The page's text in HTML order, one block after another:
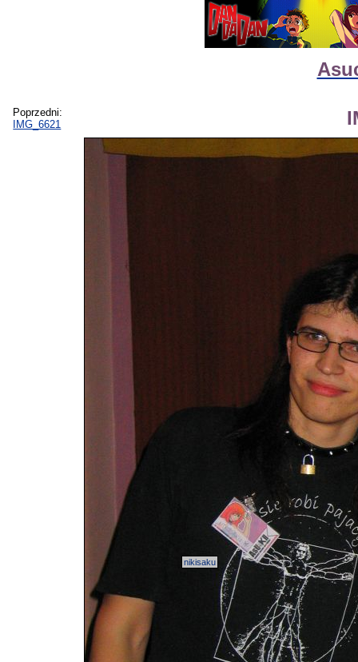
Poprzedni:
IMG_6621
nikisaku